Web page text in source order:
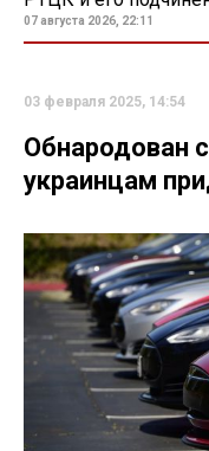
07 августа 2026, 22:11
03 февраля 2025, 14:54
Обнародован
украинцам